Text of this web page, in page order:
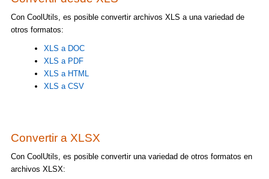
Con CoolUtils, es posible convertir archivos XLS a una variedad de
otros formatos:
XLS a DOC
XLS a PDF
XLS a HTML
XLS a CSV
Convertir a XLSX
Con CoolUtils, es posible convertir una variedad de otros formatos en
archivos XLSX: